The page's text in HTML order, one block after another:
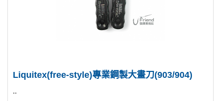
Liquitex(free-style)專業鋼製大畫刀(903/904)
..